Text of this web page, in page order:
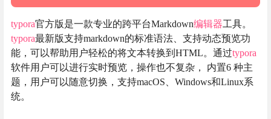
typora官方版是一款专业的跨平台Markdown编辑器工具。
typora最新版支持markdown的标准语法、支持动态预览功
能，可以帮助用户轻松的将文本转换到HTML。通过typora
软件用户可以进行实时预览，操作也不复杂， 内置6 种主
题，用户可以随意切换，支持macOS、Windows和Linux系
统。